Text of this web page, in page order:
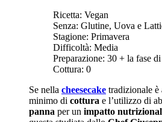
Ricetta: Vegan
Senza: Glutine, Uova e
Stagione: Primavera
Difficoltà: Media
Preparazione: 30 + la fase
Cottura: 0
Se nella cheesecake tradizionale è
minimo di cottura e l’utilizzo di
panna per un impatto